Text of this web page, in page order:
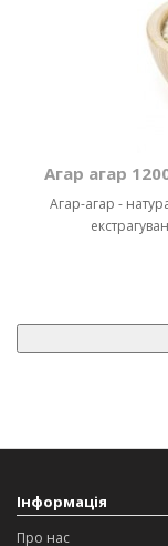
Агар агар
Агар-агар -
Інформація
Про нас